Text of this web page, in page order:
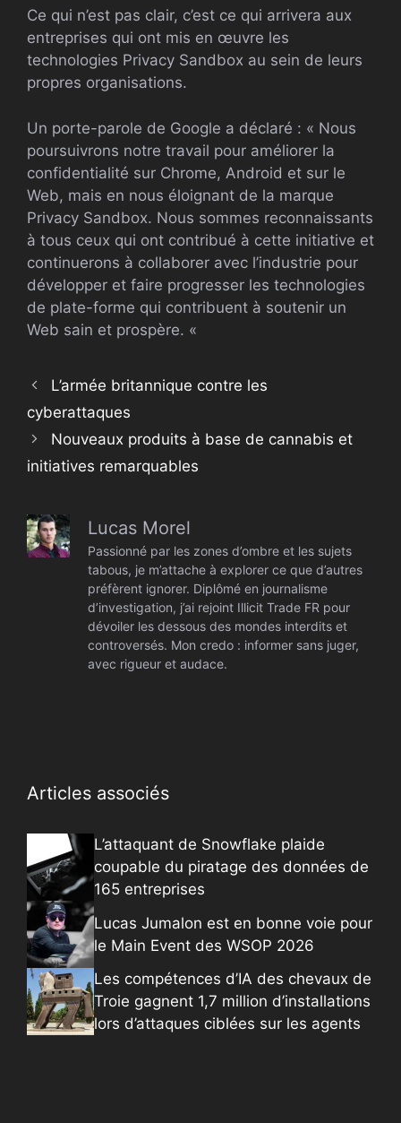
Ce qui n’est pas clair, c’est ce qui arrivera aux
entreprises qui ont mis en œuvre les
technologies Privacy Sandbox au sein de leurs
propres organisations.
Un porte-parole de Google a déclaré : « Nous
poursuivrons notre travail pour améliorer la
confidentialité sur Chrome, Android et sur le
Web, mais en nous éloignant de la marque
Privacy Sandbox. Nous sommes reconnaissants
à tous ceux qui ont contribué à cette initiative et
continuerons à collaborer avec l’industrie pour
développer et faire progresser les technologies
de plate-forme qui contribuent à soutenir un
Web sain et prospère. «
L’armée britannique contre les
cyberattaques
Nouveaux produits à base de cannabis et
initiatives remarquables
Lucas Morel
Passionné par les zones d’ombre et les sujets
tabous, je m’attache à explorer ce que d’autres
préfèrent ignorer. Diplômé en journalisme
d’investigation, j’ai rejoint Illicit Trade FR pour
dévoiler les dessous des mondes interdits et
controversés. Mon credo : informer sans juger,
avec rigueur et audace.
Articles associés
L’attaquant de Snowflake plaide
coupable du piratage des données de
165 entreprises
Lucas Jumalon est en bonne voie pour
le Main Event des WSOP 2026
Les compétences d’IA des chevaux de
Troie gagnent 1,7 million d’installations
lors d’attaques ciblées sur les agents